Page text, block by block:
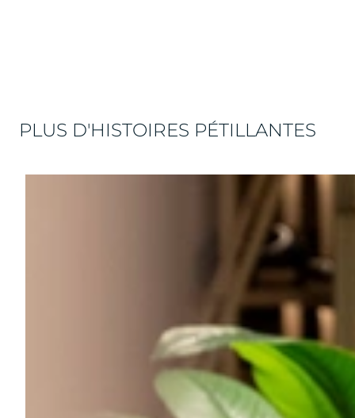
PLUS D'HISTOIRES PÉTILLANTES